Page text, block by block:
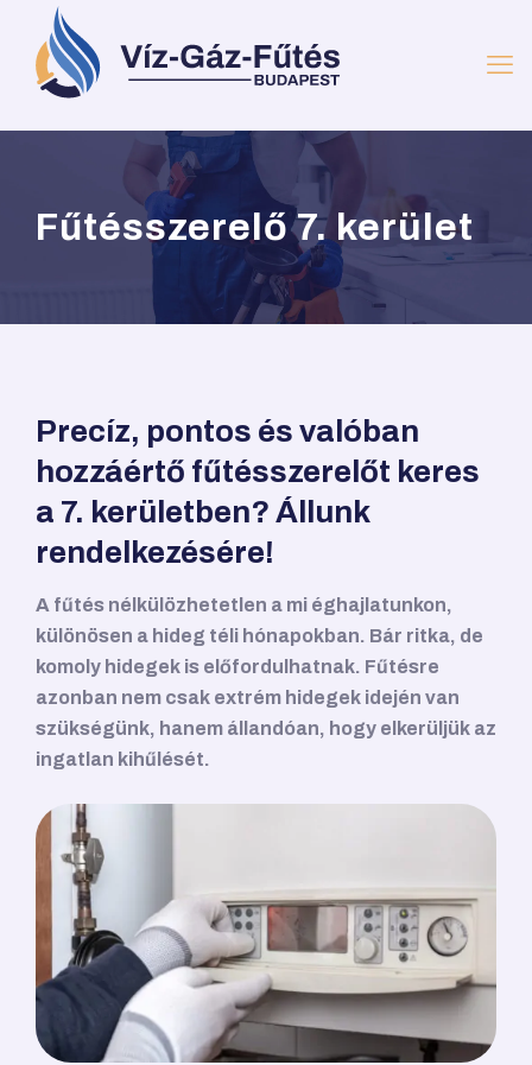
Fűtésszerelő 7. kerület
Precíz, pontos és valóban
hozzáértő fűtésszerelőt keres
a 7. kerületben? Állunk
rendelkezésére!
A fűtés nélkülözhetetlen a mi éghajlatunkon,
különösen a hideg téli hónapokban. Bár ritka, de
komoly hidegek is előfordulhatnak. Fűtésre
azonban nem csak extrém hidegek idején van
szükségünk, hanem állandóan, hogy elkerüljük az
ingatlan kihűlését.